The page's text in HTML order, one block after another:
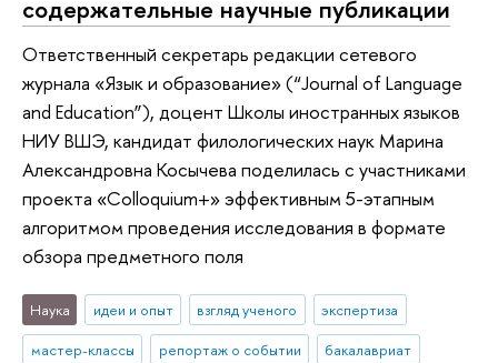
содержательные научные публикации
Ответственный секретарь редакции сетевого
журнала «Язык и образование» (“Journal of Language
and Education”), доцент Школы иностранных языков
НИУ ВШЭ, кандидат филологических наук Марина
Александровна Косычева поделилась с участниками
проекта «Colloquium+» эффективным 5-этапным
алгоритмом проведения исследования в формате
обзора предметного поля
Наука идеи и опыт взгляд ученого
экспертиза
мастер-классы
репортаж о событии
бакалавриат